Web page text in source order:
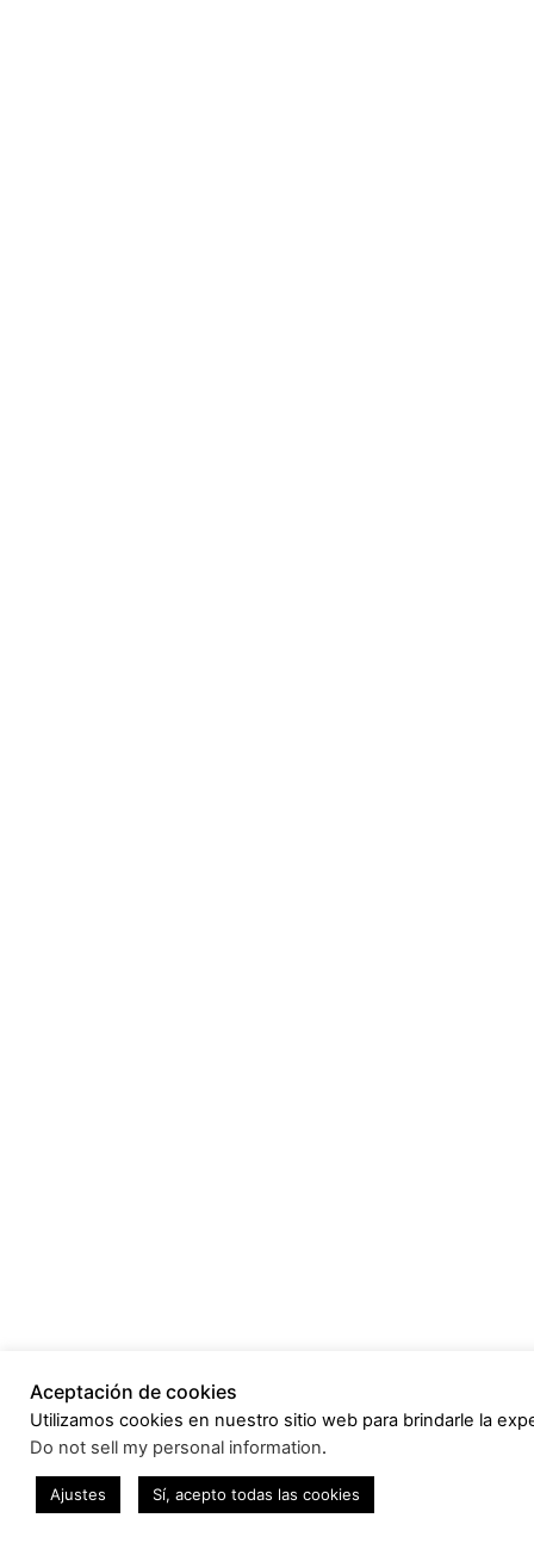
Aceptación de cookies
Utilizamos cookies en nuestro sitio web para brindarle la
Do not sell my personal information.
Ajustes Sí, acepto todas las cookies